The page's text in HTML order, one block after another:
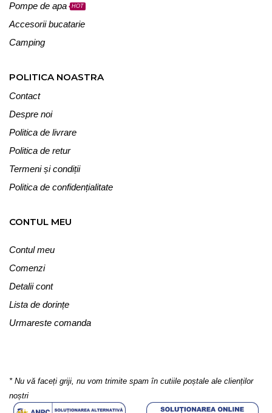
Pompe de apa HOT
Accesorii bucatarie
Camping
POLITICA NOASTRA
Contact
Despre noi
Politica de livrare
Politica de retur
Termeni și condiții
Politica de confidențialitate
CONTUL MEU
Contul meu
Comenzi
Detalii cont
Lista de dorințe
Urmareste comanda
* Nu vă faceți griji, nu vom trimite spam în cutiile poștale ale clienților
noștri